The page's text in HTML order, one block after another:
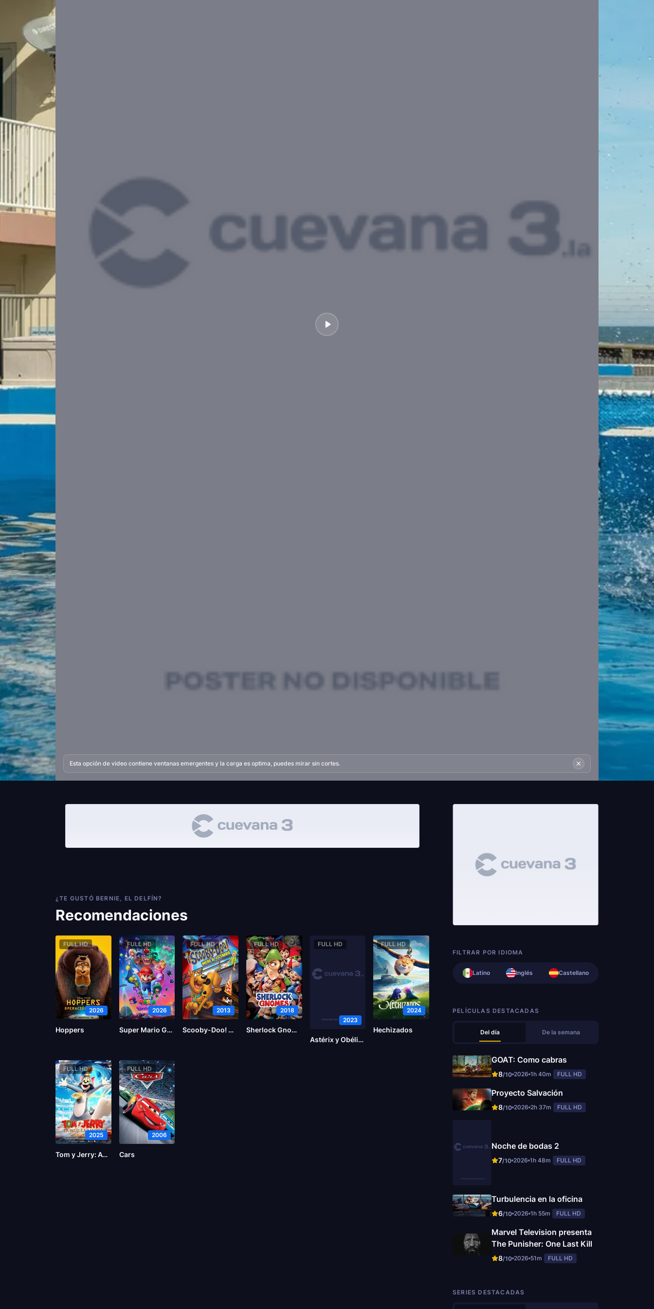
Esta opción de video contiene ventanas emergentes y la carga es optima, puedes mirar sin cortes.
¿TE GUSTÓ BERNIE, EL DELFÍN?
Recomendaciones
FULL HD
2026
Hoppers
FULL HD
2026
Super Mario Galaxy la película
FULL HD
2013
Scooby-Doo! Miedo al escenario
FULL HD
2018
Sherlock Gnomes
FULL HD
2023
Astérix y Obélix: El reino medio
FULL HD
2024
Hechizados
FULL HD
2025
Tom y Jerry: Aventura en el tiempo
FULL HD
2006
Cars
FILTRAR POR IDIOMA
Latino Inglés Castellano
PELÍCULAS DESTACADAS
Del día De la semana
GOAT: Como cabras
8/10 2026 1h 40m FULL HD
Proyecto Salvación
8/10 2026 2h 37m FULL HD
Noche de bodas 2
7/10 2026 1h 48m FULL HD
Turbulencia en la oficina
6/10 2026 1h 55m FULL HD
Marvel Television presenta
The Punisher: One Last Kill
8/10 2026 51m FULL HD
SERIES DESTACADAS